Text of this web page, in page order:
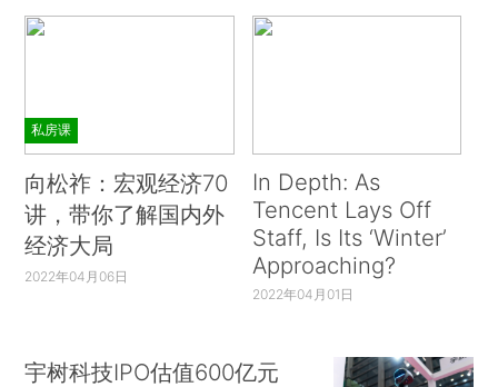
私房课
向松祚：宏观经济70
讲，带你了解国内外
经济大局
2022年04月06日
In Depth: As
Tencent Lays Off
Staff, Is Its ‘Winter’
Approaching?
2022年04月01日
宇树科技IPO估值600亿元